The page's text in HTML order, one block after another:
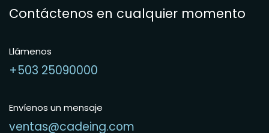
Contáctenos en cualquier momento
Llámenos
+503 25090000
Envíenos un mensaje
ventas@cadeing.com